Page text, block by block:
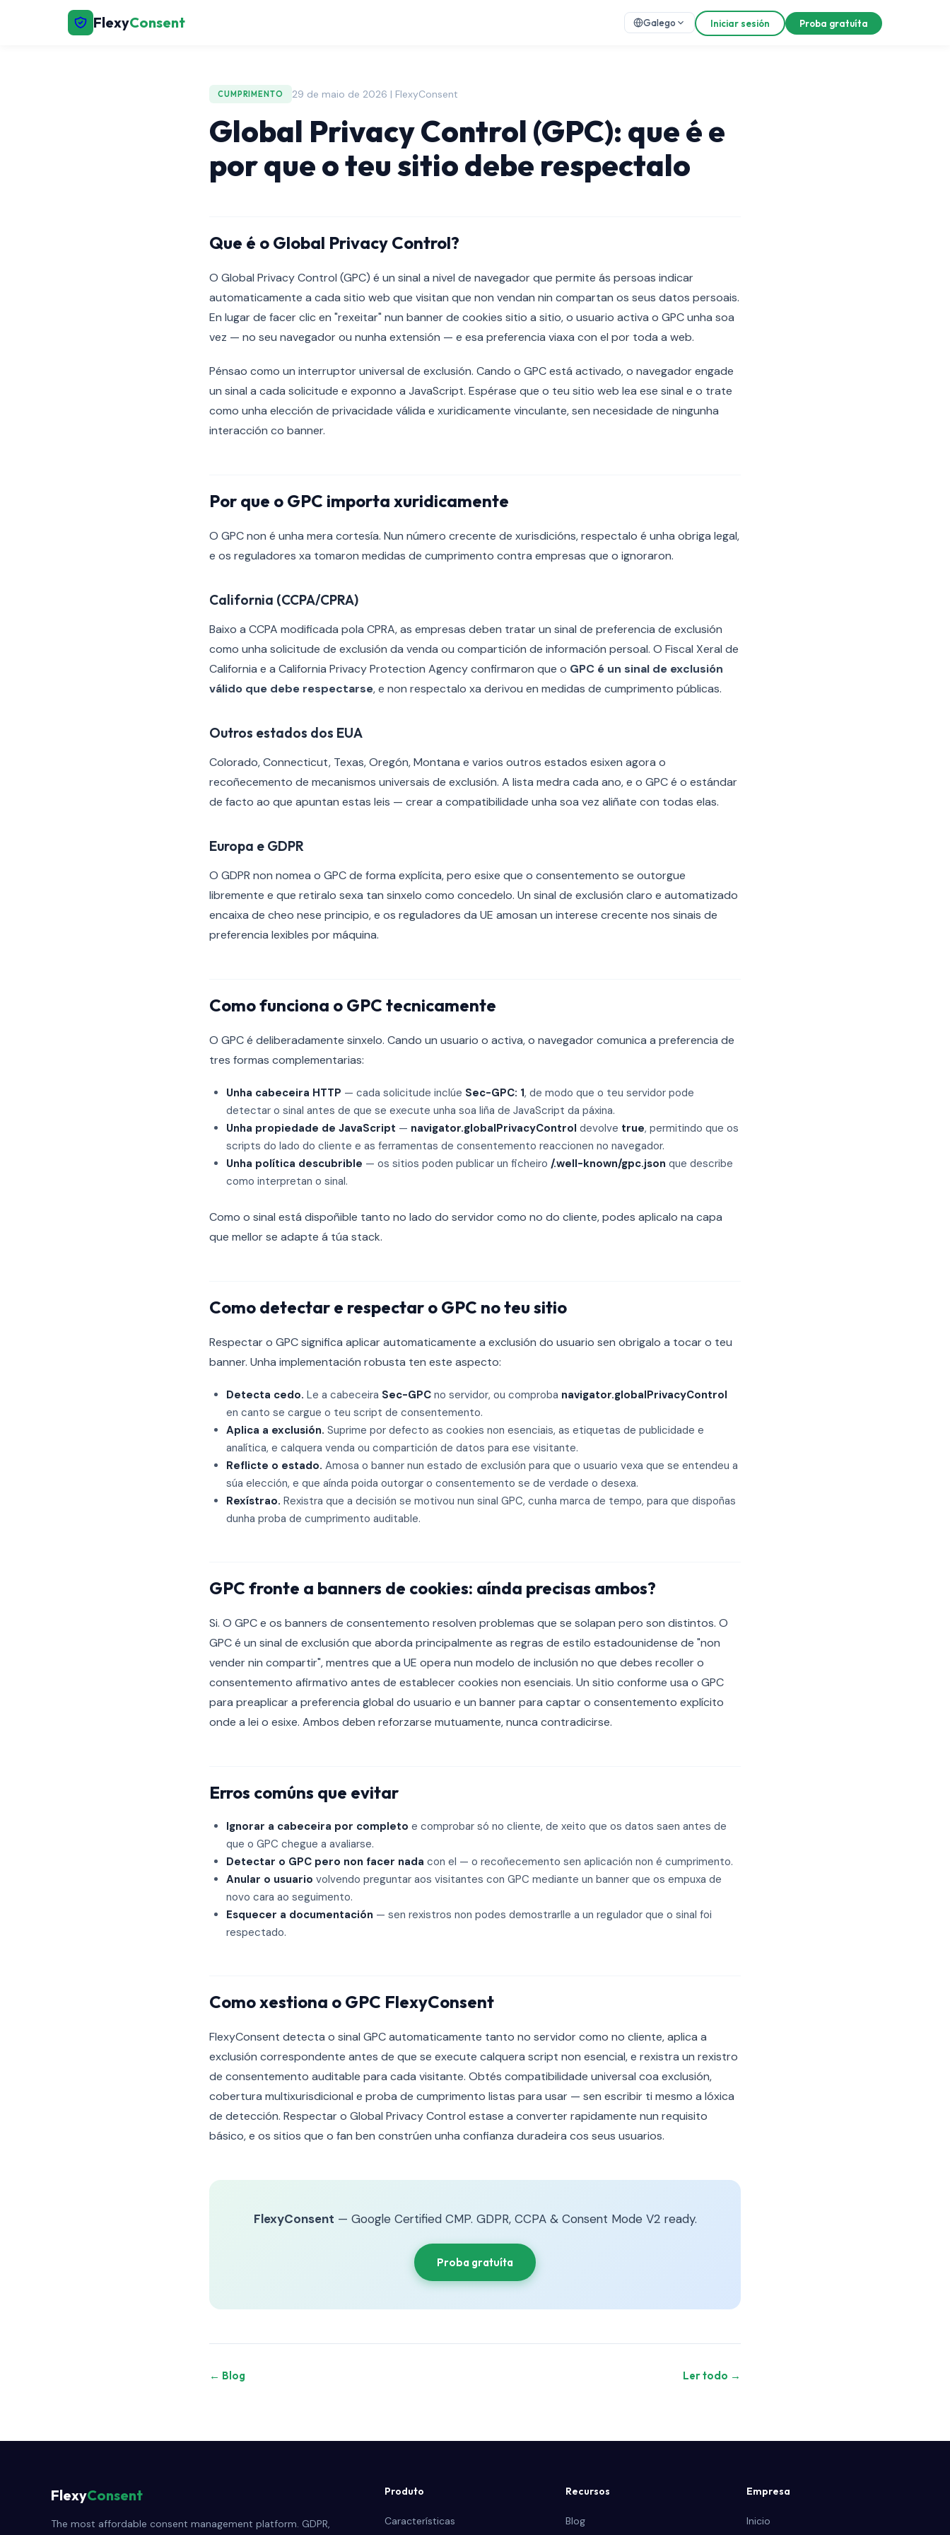
FlexyConsent Galego Iniciar sesión Proba gratuíta
CUMPRIMENTO 29 de maio de 2026 | FlexyConsent
Global Privacy Control (GPC): que é e
por que o teu sitio debe respectalo
Que é o Global Privacy Control?
O Global Privacy Control (GPC) é un sinal a nivel de navegador que permite ás persoas indicar
automaticamente a cada sitio web que visitan que non vendan nin compartan os seus datos persoais.
En lugar de facer clic en "rexeitar" nun banner de cookies sitio a sitio, o usuario activa o GPC unha soa
vez — no seu navegador ou nunha extensión — e esa preferencia viaxa con el por toda a web.
Pénsao como un interruptor universal de exclusión. Cando o GPC está activado, o navegador engade
un sinal a cada solicitude e exponno a JavaScript. Espérase que o teu sitio web lea ese sinal e o trate
como unha elección de privacidade válida e xuridicamente vinculante, sen necesidade de ningunha
interacción co banner.
Por que o GPC importa xuridicamente
O GPC non é unha mera cortesía. Nun número crecente de xurisdicións, respectalo é unha obriga legal,
e os reguladores xa tomaron medidas de cumprimento contra empresas que o ignoraron.
California (CCPA/CPRA)
Baixo a CCPA modificada pola CPRA, as empresas deben tratar un sinal de preferencia de exclusión
como unha solicitude de exclusión da venda ou compartición de información persoal. O Fiscal Xeral de
California e a California Privacy Protection Agency confirmaron que o GPC é un sinal de exclusión
válido que debe respectarse, e non respectalo xa derivou en medidas de cumprimento públicas.
Outros estados dos EUA
Colorado, Connecticut, Texas, Oregón, Montana e varios outros estados esixen agora o
recoñecemento de mecanismos universais de exclusión. A lista medra cada ano, e o GPC é o estándar
de facto ao que apuntan estas leis — crear a compatibilidade unha soa vez aliñate con todas elas.
Europa e GDPR
O GDPR non nomea o GPC de forma explícita, pero esixe que o consentemento se outorgue
libremente e que retiralo sexa tan sinxelo como concedelo. Un sinal de exclusión claro e automatizado
encaixa de cheo nese principio, e os reguladores da UE amosan un interese crecente nos sinais de
preferencia lexibles por máquina.
Como funciona o GPC tecnicamente
O GPC é deliberadamente sinxelo. Cando un usuario o activa, o navegador comunica a preferencia de
tres formas complementarias:
Unha cabeceira HTTP — cada solicitude inclúe Sec-GPC: 1, de modo que o teu servidor pode
detectar o sinal antes de que se execute unha soa liña de JavaScript da páxina.
Unha propiedade de JavaScript — navigator.globalPrivacyControl devolve true, permitindo que os
scripts do lado do cliente e as ferramentas de consentemento reaccionen no navegador.
Unha política descubrible — os sitios poden publicar un ficheiro /.well-known/gpc.json que describe
como interpretan o sinal.
Como o sinal está dispoñible tanto no lado do servidor como no do cliente, podes aplicalo na capa
que mellor se adapte á túa stack.
Como detectar e respectar o GPC no teu sitio
Respectar o GPC significa aplicar automaticamente a exclusión do usuario sen obrigalo a tocar o teu
banner. Unha implementación robusta ten este aspecto:
Detecta cedo. Le a cabeceira Sec-GPC no servidor, ou comproba navigator.globalPrivacyControl
en canto se cargue o teu script de consentemento.
Aplica a exclusión. Suprime por defecto as cookies non esenciais, as etiquetas de publicidade e
analítica, e calquera venda ou compartición de datos para ese visitante.
Reflicte o estado. Amosa o banner nun estado de exclusión para que o usuario vexa que se entendeu a
súa elección, e que aínda poida outorgar o consentemento se de verdade o desexa.
Rexístrao. Rexistra que a decisión se motivou nun sinal GPC, cunha marca de tempo, para que dispoñas
dunha proba de cumprimento auditable.
GPC fronte a banners de cookies: aínda precisas ambos?
Si. O GPC e os banners de consentemento resolven problemas que se solapan pero son distintos. O
GPC é un sinal de exclusión que aborda principalmente as regras de estilo estadounidense de "non
vender nin compartir", mentres que a UE opera nun modelo de inclusión no que debes recoller o
consentemento afirmativo antes de establecer cookies non esenciais. Un sitio conforme usa o GPC
para preaplicar a preferencia global do usuario e un banner para captar o consentemento explícito
onde a lei o esixe. Ambos deben reforzarse mutuamente, nunca contradicirse.
Erros comúns que evitar
Ignorar a cabeceira por completo e comprobar só no cliente, de xeito que os datos saen antes de
que o GPC chegue a avaliarse.
Detectar o GPC pero non facer nada con el — o recoñecemento sen aplicación non é cumprimento.
Anular o usuario volvendo preguntar aos visitantes con GPC mediante un banner que os empuxa de
novo cara ao seguimento.
Esquecer a documentación — sen rexistros non podes demostrarlle a un regulador que o sinal foi
respectado.
Como xestiona o GPC FlexyConsent
FlexyConsent detecta o sinal GPC automaticamente tanto no servidor como no cliente, aplica a
exclusión correspondente antes de que se execute calquera script non esencial, e rexistra un rexistro
de consentemento auditable para cada visitante. Obtés compatibilidade universal coa exclusión,
cobertura multixurisdicional e proba de cumprimento listas para usar — sen escribir ti mesmo a lóxica
de detección. Respectar o Global Privacy Control estase a converter rapidamente nun requisito
básico, e os sitios que o fan ben constrúen unha confianza duradeira cos seus usuarios.
FlexyConsent — Google Certified CMP. GDPR, CCPA & Consent Mode V2 ready.
Proba gratuíta
← Blog Ler todo →
FlexyConsent
The most affordable consent management platform. GDPR,
Produto
Características
Recursos
Blog
Empresa
Inicio